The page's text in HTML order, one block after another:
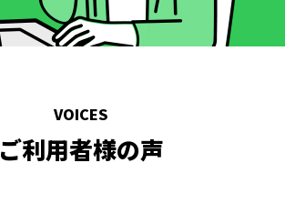
VOICES
ご利用者様の声